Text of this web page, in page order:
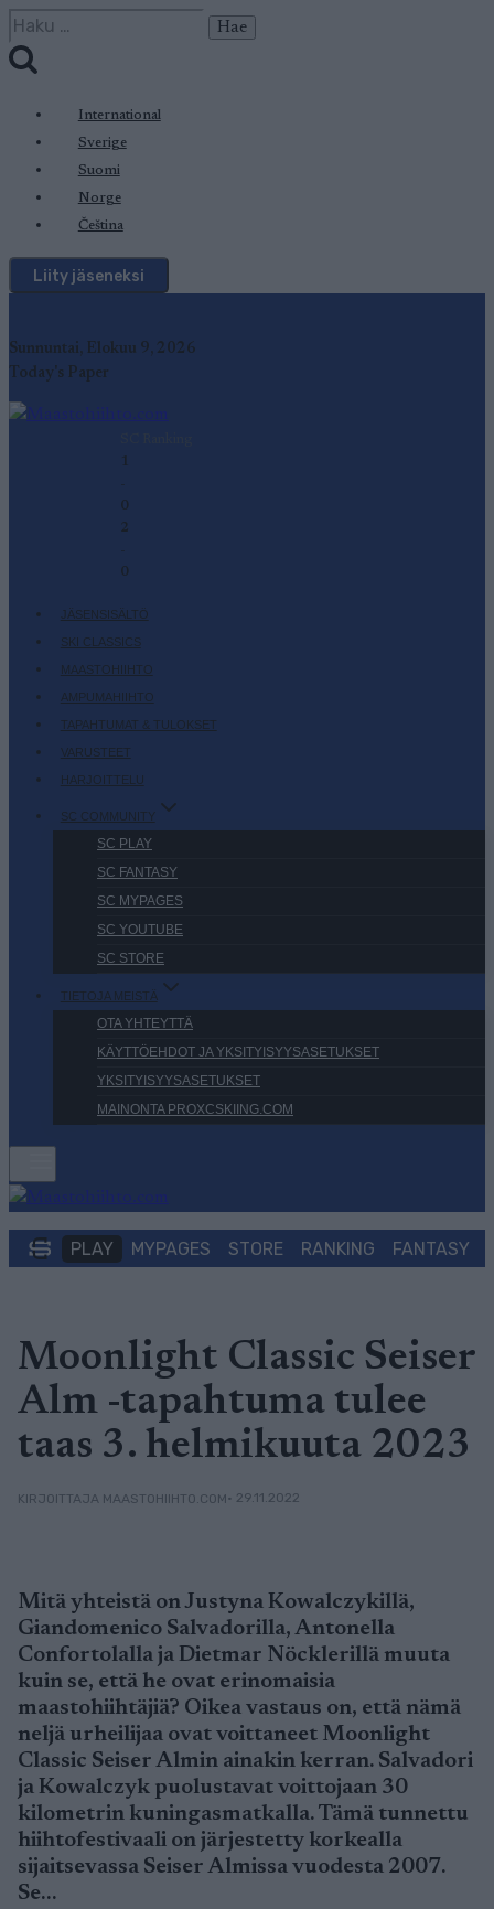
Siirry
sisältöön
Haku:
International
Sverige
Suomi
Norge
Čeština
Liity jäseneksi
Sunnuntai, Elokuu 9, 2026
Today's Paper
1
-
0
2
-
0
JÄSENSISÄLTÖ
SKI CLASSICS
MAASTOHIIHTO
AMPUMAHIIHTO
TAPAHTUMAT & TULOKSET
VARUSTEET
HARJOITTELU
SC COMMUNITY
SC PLAY
SC FANTASY
SC MYPAGES
SC YOUTUBE
SC STORE
TIETOJA MEISTÄ
OTA YHTEYTTÄ
KÄYTTÖEHDOT JA YKSITYISYYSASETUKSET
YKSITYISYYSASETUKSET
MAINONTA PROXCSKIING.COM
PLAY MYPAGES STORE RANKING FANTASY
Moonlight Classic Seiser
Alm -tapahtuma tulee
taas 3. helmikuuta 2023
KIRJOITTAJA MAASTOHIIHTO.COM• 29.11.2022
Mitä yhteistä on Justyna Kowalczykillä,
Giandomenico Salvadorilla, Antonella
Confortolalla ja Dietmar Nöcklerillä muuta
kuin se, että he ovat erinomaisia
maastohiihtäjiä? Oikea vastaus on, että nämä
neljä urheilijaa ovat voittaneet Moonlight
Classic Seiser Almin ainakin kerran. Salvadori
ja Kowalczyk puolustavat voittojaan 30
kilometrin kuningasmatkalla. Tämä tunnettu
hiihtofestivaali on järjestetty korkealla
sijaitsevassa Seiser Almissa vuodesta 2007.
Se…